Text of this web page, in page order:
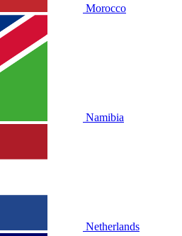
Morocco
Namibia
Netherlands